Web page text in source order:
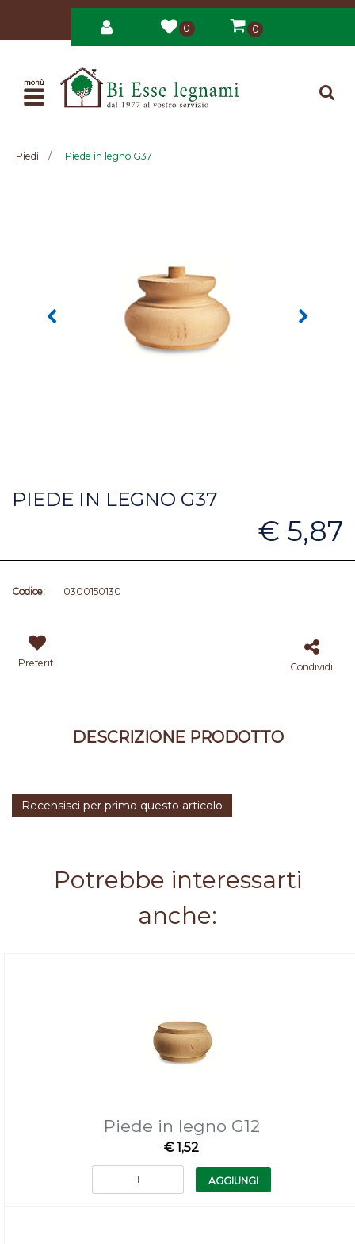
0 0
Open
Piedi Piede in legno G37
PIEDE IN LEGNO G37
€ 5,87
Codice: 0300150130
Preferiti Condividi
DESCRIZIONE PRODOTTO
Recensisci per primo questo articolo
Potrebbe interessarti
anche:
Piede in legno G12
€ 1,52
Quantità
AGGIUNGI